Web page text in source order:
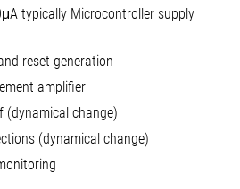
typically Microcontroller supply
reset generation
amplifier
(dynamical change)
(dynamical change)